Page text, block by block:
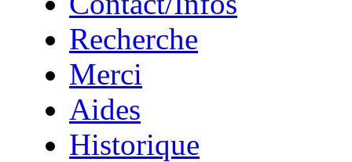
Recherche
Merci
Aides
Historique